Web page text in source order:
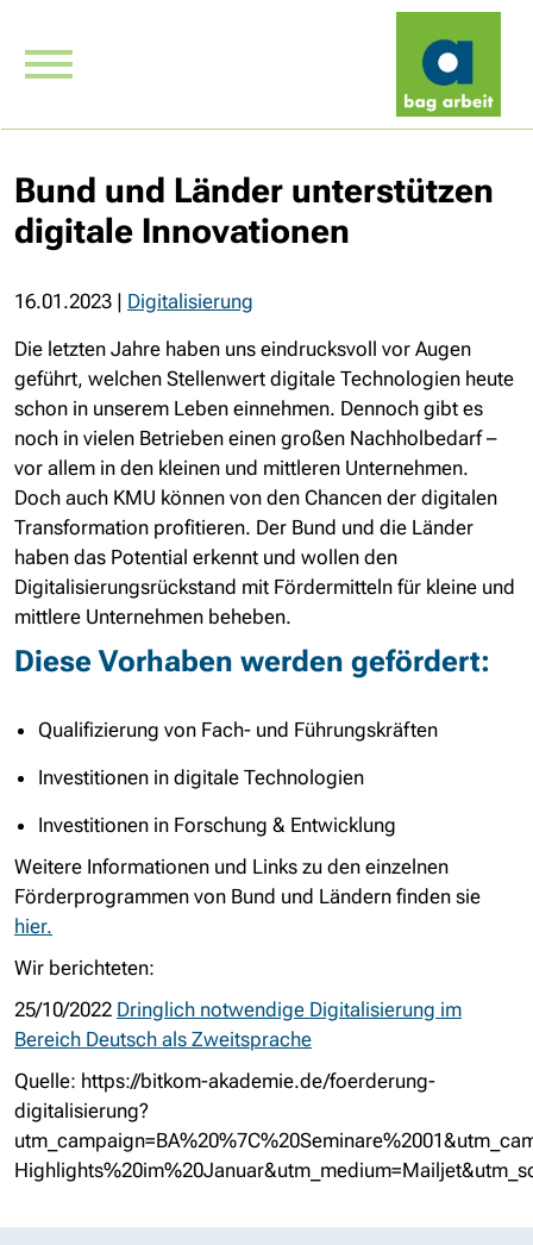
Bund und Länder unterstützen
digitale Innovationen
16.01.2023 | Digitalisierung
Die letzten Jahre haben uns eindrucksvoll vor Augen
geführt, welchen Stellenwert digitale Technologien heute
schon in unserem Leben einnehmen. Dennoch gibt es
noch in vielen Betrieben einen großen Nachholbedarf –
vor allem in den kleinen und mittleren Unternehmen.
Doch auch KMU können von den Chancen der digitalen
Transformation profitieren. Der Bund und die Länder
haben das Potential erkennt und wollen den
Digitalisierungsrückstand mit Fördermitteln für kleine und
mittlere Unternehmen beheben.
Diese Vorhaben werden gefördert:
Qualifizierung von Fach- und Führungskräften
Investitionen in digitale Technologien
Investitionen in Forschung & Entwicklung
Weitere Informationen und Links zu den einzelnen
Förderprogrammen von Bund und Ländern finden sie
hier.
Wir berichteten:
25/10/2022 Dringlich notwendige Digitalisierung im
Bereich Deutsch als Zweitsprache
Quelle: https://bitkom-akademie.de/foerderung-
digitalisierung?